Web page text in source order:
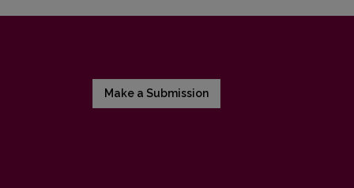
Make a Submission